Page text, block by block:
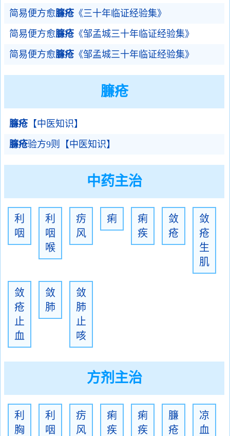
简易便方愈臁疮《三十年临证经验集》
简易便方愈臁疮《邹孟城三十年临证经验集》
简易便方愈臁疮《邹孟城三十年临证经验集》
臁疮
臁疮【中医知识】
臁疮验方9则【中医知识】
中药主治
利
咽
利
咽
喉
疠
风
痢
痢
疾
敛
疮
敛
疮
生
肌
敛
疮
止
血
敛
肺
敛
肺
止
咳
方剂主治
利
胸
利
咽
疠
风
痢
疾
痢
疾
臁
疮
凉
血